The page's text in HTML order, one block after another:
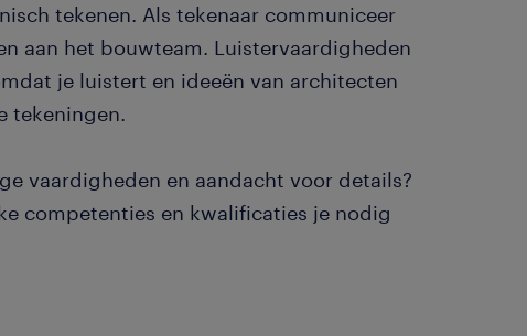
tekenen. Als tekenaar communiceer
aan het bouwteam. Luistervaardigheden
je luistert en ideeën van architecten
tekeningen.
vaardigheden en aandacht voor details?
competenties en kwalificaties je nodig